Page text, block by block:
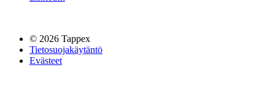
© 2026 Tappex
Tietosuojakäytäntö
Evästeet